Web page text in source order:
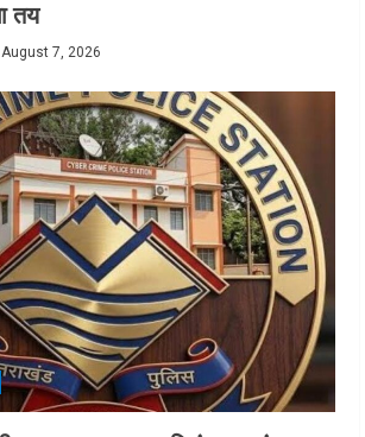
तय
August 7, 2026